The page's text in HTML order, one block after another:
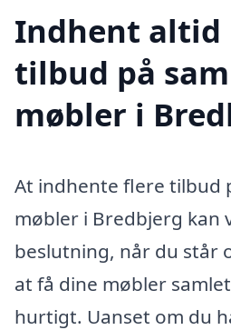
Indhent altid
tilbud på
møbler i
At indhente flere tilbud
møbler i Bredbjerg kan
beslutning, når du står
at få dine møbler
hurtigt. Uanset om du